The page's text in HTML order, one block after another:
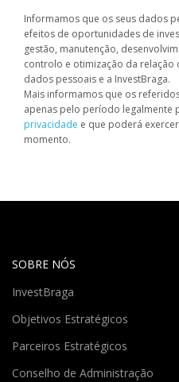
Informamos que os seus dados
efeitos de oportunidades de
gestão, manutenção,
controlo e otimização da
dados pessoais e a InvestBraga.
Mais informamos que os
apenas pelo período legalmente
privacidade e que poderá
momento.
SOBRE NÓS
InvestBraga
Objetivos Estratégicos
Parceiros Estratégicos
Conselho de Administração